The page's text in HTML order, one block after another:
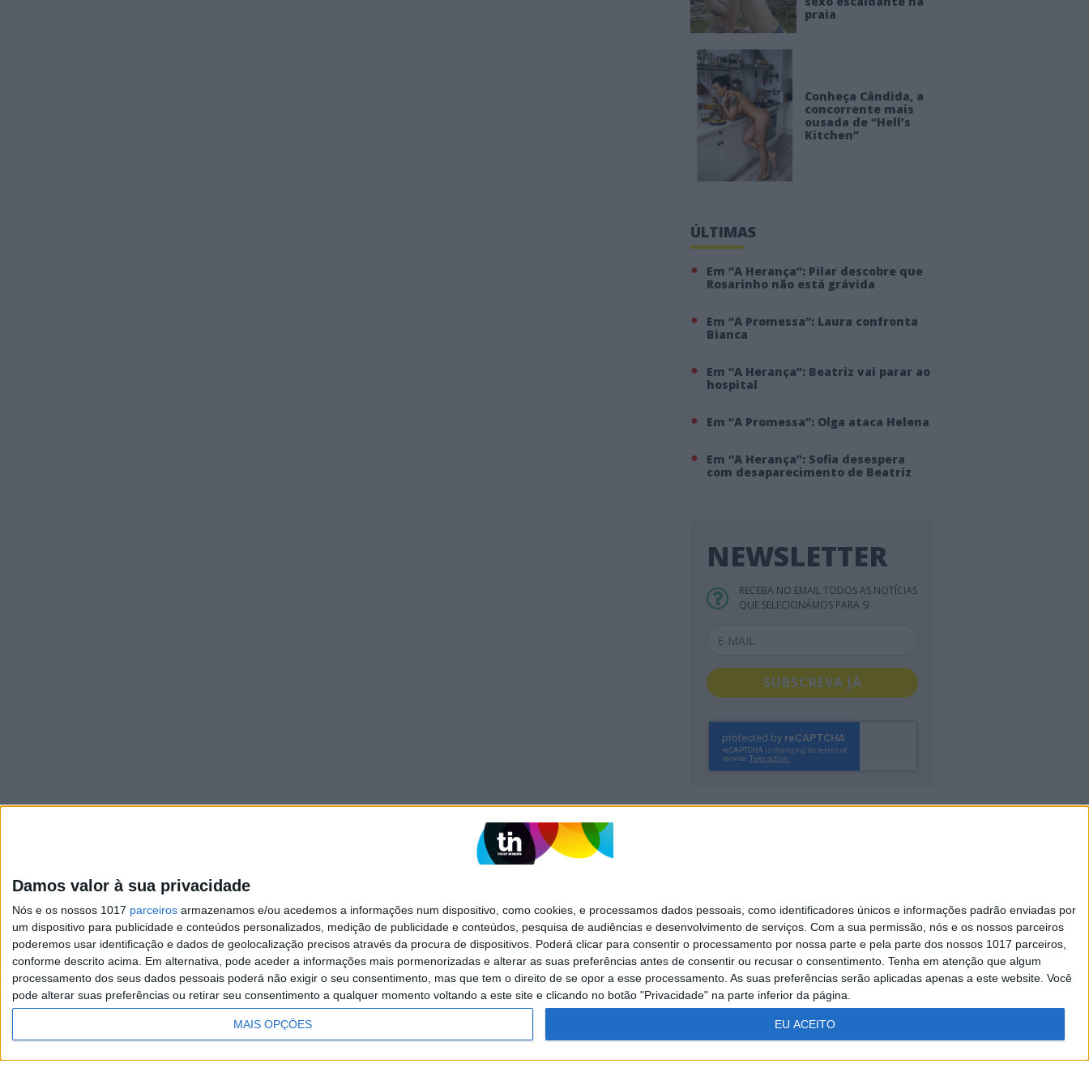
Damos valor à sua privacidade
Nós e os nossos 1017 parceiros armazenamos e/ou acedemos a informações num dispositivo, como cookies, e processamos dados pessoais, como identificadores únicos e informações padrão enviadas por
um dispositivo para publicidade e conteúdos personalizados, medição de publicidade e conteúdos, pesquisa de audiências e desenvolvimento de serviços. Com a sua permissão, nós e os nossos parceiros
poderemos usar identificação e dados de geolocalização precisos através da procura de dispositivos. Poderá clicar para consentir o processamento por nossa parte e pela parte dos nossos 1017 parceiros,
conforme descrito acima. Em alternativa, pode aceder a informações mais pormenorizadas e alterar as suas preferências antes de consentir ou recusar o consentimento. Tenha em atenção que algum
processamento dos seus dados pessoais poderá não exigir o seu consentimento, mas que tem o direito de se opor a esse processamento. As suas preferências serão aplicadas apenas a este website. Você
pode alterar suas preferências ou retirar seu consentimento a qualquer momento voltando a este site e clicando no botão "Privacidade" na parte inferior da página.
MAIS OPÇÕES EU ACEITO
praia
Conheça Cândida, a
concorrente mais
ousada de “Hell’s
Kitchen”
ÚLTIMAS
Em “A Herança”: Pilar descobre que
Rosarinho não está grávida
Em “A Promessa”: Laura confronta
Bianca
Em “A Herança”: Beatriz vai parar ao
hospital
Em “A Promessa”: Olga ataca Helena
Em “A Herança”: Sofia desespera
com desaparecimento de Beatriz
NEWSLETTER
RECEBA NO EMAIL TODOS AS NOTÍCIAS
QUE SELECIONÁMOS PARA SI
SUBSCREVA JÁ
SITES DO GRUPO TRUST IN NEWS
Exame
Exame Informática Jornal de Letras
Visão Júnior
Visão Saúde
Visão + Visão Se7e A Nossa Prima
TERMOS E CONDIÇÕES DE